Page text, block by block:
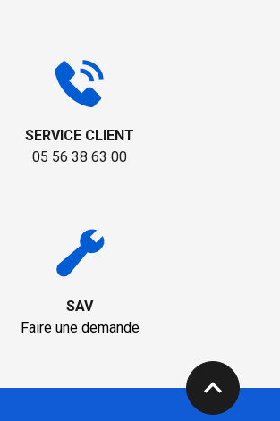
SERVICE CLIENT
05 56 38 63 00
SAV
Faire une demande
expand_less